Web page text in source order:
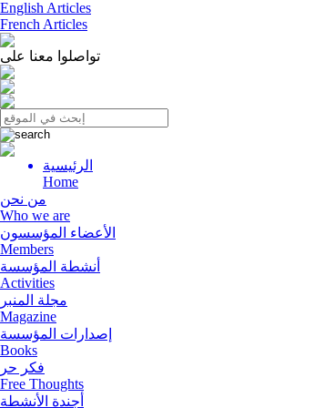
English Articles
French Articles
تواصلوا معنا على
Menu
الرئيسية
Home
من نحن
Who we are
الأعضاء المؤسسون
Members
أنشطة المؤسسة
Activities
مجلة المنبر
Magazine
إصدارات المؤسسة
Books
فكر حر
Free Thoughts
أجندة الأنشطة